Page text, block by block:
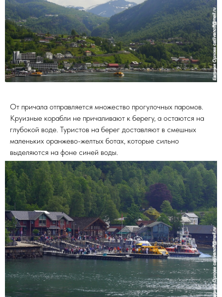
От причала отправляется множество прогулочных паромов.
Круизные корабли не причаливают к берегу, а остаются на
глубокой воде. Туристов на берег доставляют в смешных
маленьких оранжево-желтых ботах, которые сильно
выделяются на фоне синей воды.